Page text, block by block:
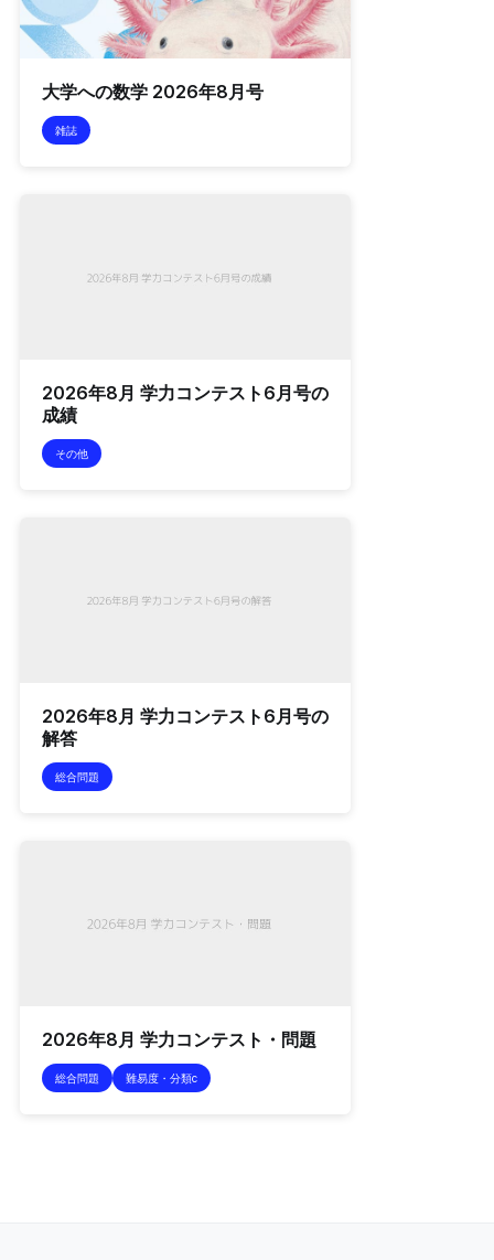
大学への数学 2026年8月号
雑誌
2026年8月 学力コンテスト6月号の
成績
その他
2026年8月 学力コンテスト6月号の
解答
総合問題
2026年8月 学力コンテスト・問題
総合問題 難易度・分類c